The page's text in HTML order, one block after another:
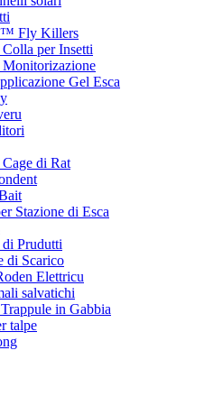
™ Fly Killers
per Insetti
Gel Esca
di Rat
Stazione di Esca
Prudutti
di Scarico
Elettricu
salvatichi
in Gabbia
talpe